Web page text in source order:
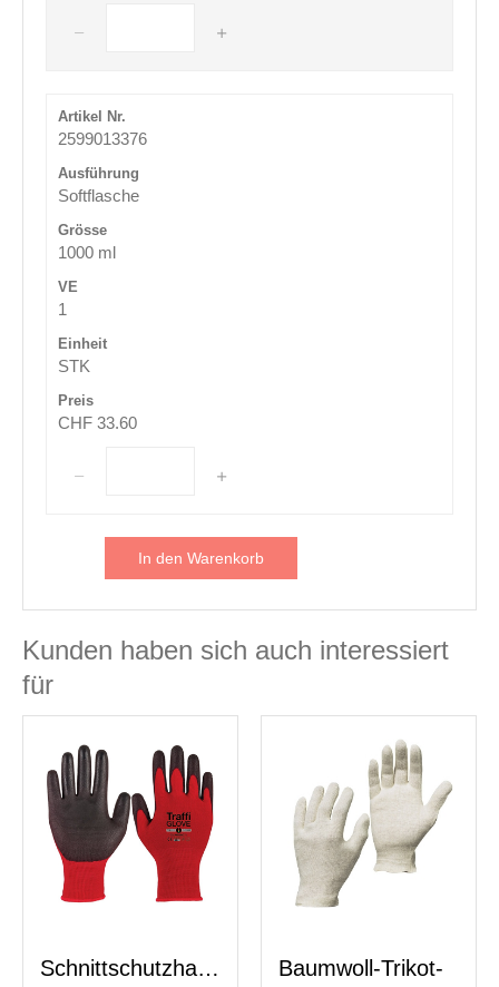
2599013376
Softflasche
1000 ml
1
STK
CHF 33.60
In den Warenkorb
Kunden haben sich auch interessiert
für
SchnittschutzhandschuheBaumwoll-Trikot-